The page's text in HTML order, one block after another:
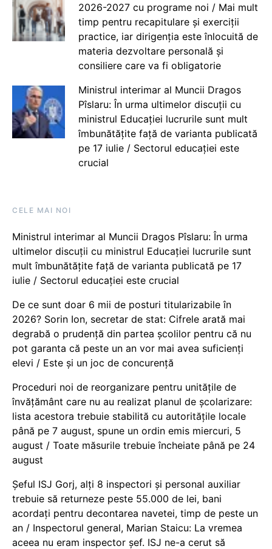
2026-2027 cu programe noi / Mai mult
timp pentru recapitulare și exerciții
practice, iar dirigenția este înlocuită de
materia dezvoltare personală și
consiliere care va fi obligatorie
Ministrul interimar al Muncii Dragos
Pîslaru: În urma ultimelor discuții cu
ministrul Educației lucrurile sunt mult
îmbunătățite față de varianta publicată
pe 17 iulie / Sectorul educației este
crucial
CELE MAI NOI
Ministrul interimar al Muncii Dragos Pîslaru: În urma
ultimelor discuții cu ministrul Educației lucrurile sunt
mult îmbunătățite față de varianta publicată pe 17
iulie / Sectorul educației este crucial
De ce sunt doar 6 mii de posturi titularizabile în
2026? Sorin Ion, secretar de stat: Cifrele arată mai
degrabă o prudență din partea școlilor pentru că nu
pot garanta că peste un an vor mai avea suficienți
elevi / Este și un joc de concurență
Proceduri noi de reorganizare pentru unitățile de
învățământ care nu au realizat planul de școlarizare:
lista acestora trebuie stabilită cu autoritățile locale
până pe 7 august, spune un ordin emis miercuri, 5
august / Toate măsurile trebuie încheiate până pe 24
august
Șeful ISJ Gorj, alți 8 inspectori și personal auxiliar
trebuie să returneze peste 55.000 de lei, bani
acordați pentru decontarea navetei, timp de peste un
an / Inspectorul general, Marian Staicu: La vremea
aceea nu eram inspector șef. ISJ ne-a cerut să